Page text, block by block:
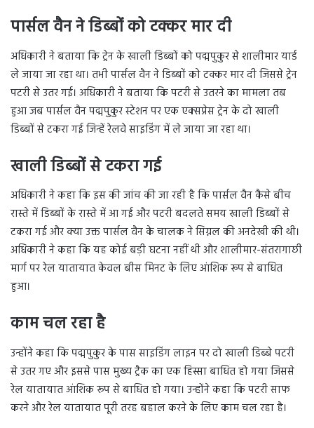
पार्सल वैन ने डिब्बों को टक्कर मार दी
अधिकारी ने बताया कि ट्रेन के खाली डिब्बों को पद्मपुकुर से शालीमार यार्ड
ले जाया जा रहा था। तभी पार्सल वैन ने डिब्बों को टक्कर मार दी जिससे ट्रेन
पटरी से उतर गई। अधिकारी ने बताया कि पटरी से उतरने का मामला तब
हुआ जब पार्सल वैन पद्मपुकुर स्टेशन पर एक एक्सप्रेस ट्रेन के दो खाली
डिब्बों से टकरा गई जिन्हें रेलवे साइडिंग में ले जाया जा रहा था।
खाली डिब्बों से टकरा गई
अधिकारी ने कहा कि इस की जांच की जा रही है कि पार्सल वैन कैसे बीच
रास्ते में डिब्बों के रास्ते में आ गई और पटरी बदलते समय खाली डिब्बों से
टकरा गई और क्या उक्त पार्सल वैन के चालक ने सिग्नल की अनदेखी की थी।
अधिकारी ने कहा कि यह कोई बड़ी घटना नहीं थी और शालीमार-संतरागाछी
मार्ग पर रेल यातायात केवल बीस मिनट के लिए आंशिक रूप से बाधित
हुआ।
काम चल रहा है
उन्होंने कहा कि पद्मपुकुर के पास साइडिंग लाइन पर दो खाली डिब्बे पटरी
से उतर गए और इससे पास मुख्य ट्रैक का एक हिस्सा बाधित हो गया जिससे
रेल यातायात आंशिक रूप से बाधित हो गया। उन्होंने कहा कि पटरी साफ
करने और रेल यातायात पूरी तरह बहाल करने के लिए काम चल रहा है।